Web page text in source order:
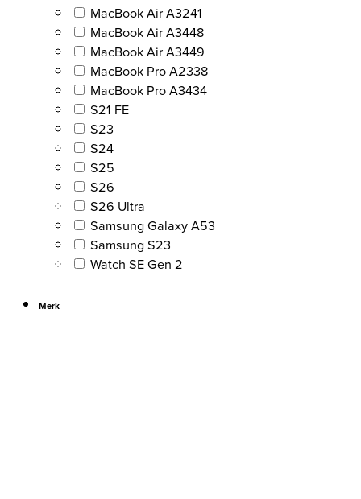
MacBook Air A3241
MacBook Air A3448
MacBook Air A3449
MacBook Pro A2338
MacBook Pro A3434
S21 FE
S23
S24
S25
S26
S26 Ultra
Samsung Galaxy A53
Samsung S23
Watch SE Gen 2
Merk